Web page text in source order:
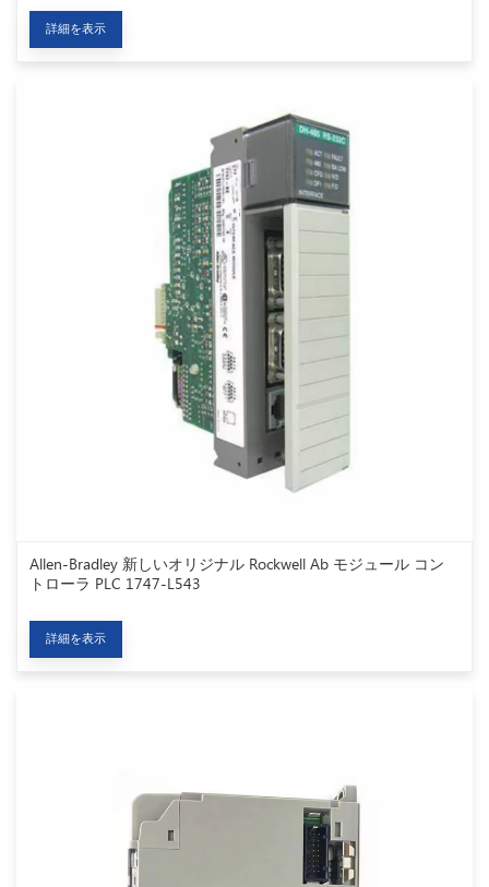
詳細を表示
Allen-Bradley 新しいオリジナル Rockwell Ab モジュール コン
トローラ PLC 1747-L543
詳細を表示